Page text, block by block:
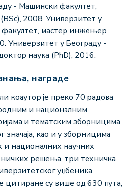
- Машински факултет,
2008. Универзитет у
мастер инжењер
Универзитет у Београду -
наука (PhD), 2016.
награде
коаутор је преко 70 радова
и националним
и тематским зборницима
значаја, као и у зборницима
и националних научних
решења, три техничка
уџбеника.
цитиране су више од 630 пута,